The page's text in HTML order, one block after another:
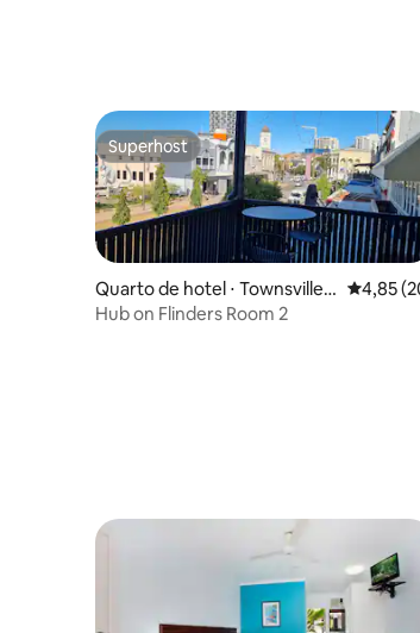
Superhost
Superhost
Quarto de hotel ⋅ Townsville
City
4,85 de
4,85
Hub on Flinders Room 2